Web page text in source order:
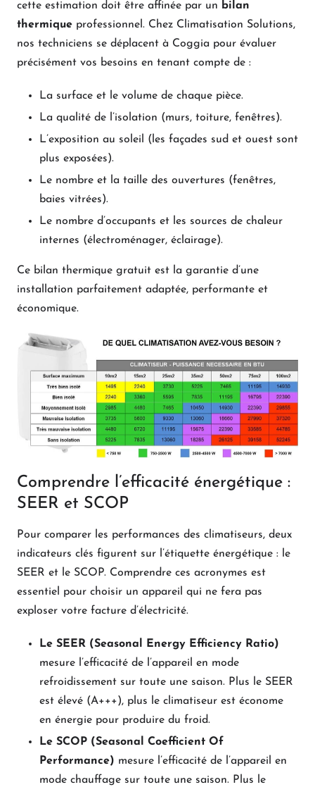
cette estimation doit être affinée par un bilan
thermique professionnel. Chez Climatisation Solutions,
nos techniciens se déplacent à Coggia pour évaluer
précisément vos besoins en tenant compte de :
La surface et le volume de chaque pièce.
La qualité de l’isolation (murs, toiture, fenêtres).
L’exposition au soleil (les façades sud et ouest sont
plus exposées).
Le nombre et la taille des ouvertures (fenêtres,
baies vitrées).
Le nombre d’occupants et les sources de chaleur
internes (électroménager, éclairage).
Ce bilan thermique gratuit est la garantie d’une
installation parfaitement adaptée, performante et
économique.
Comprendre l’efficacité énergétique :
SEER et SCOP
Pour comparer les performances des climatiseurs, deux
indicateurs clés figurent sur l’étiquette énergétique : le
SEER et le SCOP. Comprendre ces acronymes est
essentiel pour choisir un appareil qui ne fera pas
exploser votre facture d’électricité.
Le SEER (Seasonal Energy Efficiency Ratio)
mesure l’efficacité de l’appareil en mode
refroidissement sur toute une saison. Plus le SEER
est élevé (A+++), plus le climatiseur est économe
en énergie pour produire du froid.
Le SCOP (Seasonal Coefficient Of
Performance) mesure l’efficacité de l’appareil en
mode chauffage sur toute une saison. Plus le